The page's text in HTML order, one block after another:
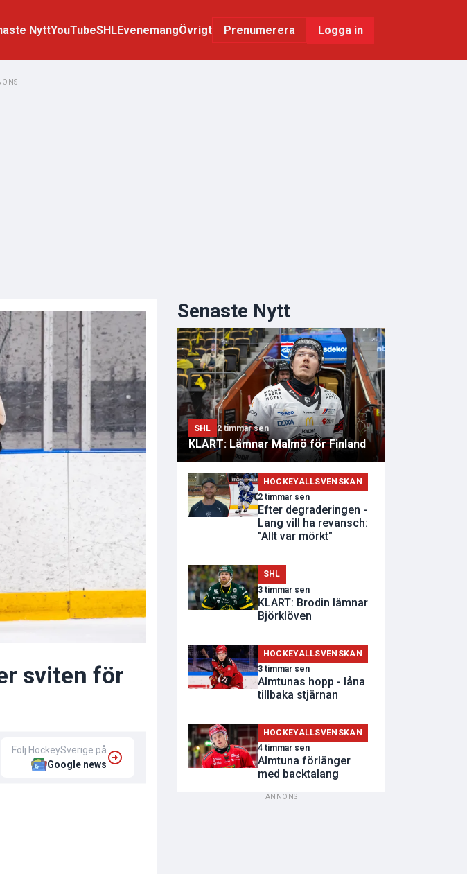
NyttYouTubeSHLEvenemangÖvrigt Prenumerera Logga in
sviten för
Följ HockeySverige på
Google news
Senaste Nytt
SHL 2 timmar sen
KLART: Lämnar Malmö för Finland
HOCKEYALLSVENSKAN
2 timmar sen
Efter degraderingen -
Lang vill ha revansch:
"Allt var mörkt"
SHL
3 timmar sen
KLART: Brodin lämnar
Björklöven
HOCKEYALLSVENSKAN
3 timmar sen
Almtunas hopp - låna
tillbaka stjärnan
HOCKEYALLSVENSKAN
4 timmar sen
Almtuna förlänger
med backtalang
ANNONS